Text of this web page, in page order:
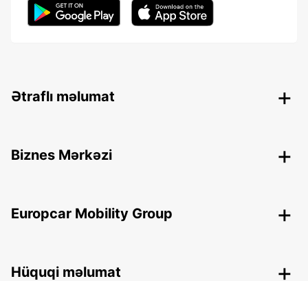
Ətraflı məlumat
Biznes Mərkəzi
Europcar Mobility Group
Hüquqi məlumat